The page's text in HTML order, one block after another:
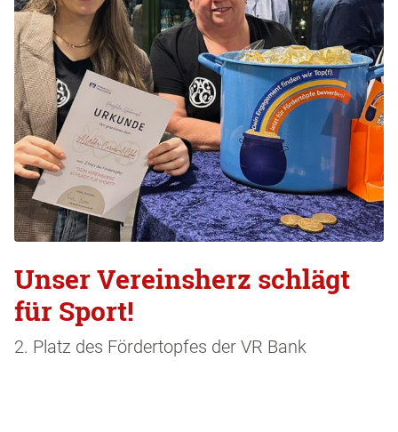
Unser Vereinsherz schlägt
für Sport!
2. Platz des Fördertopfes der VR Bank